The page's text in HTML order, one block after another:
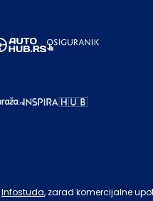
Infostuda, zarad komercijalne